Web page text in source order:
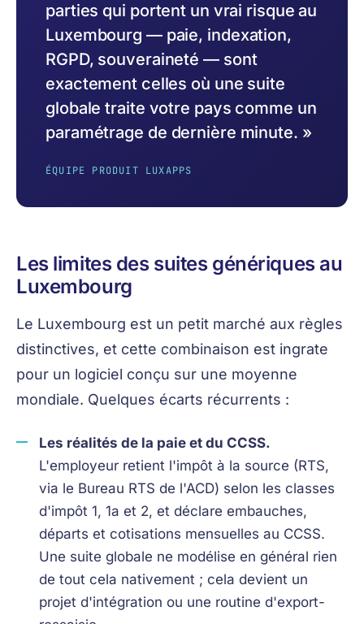
parties qui portent un vrai risque au
Luxembourg — paie, indexation,
RGPD, souveraineté — sont
exactement celles où une suite
globale traite votre pays comme un
paramétrage de dernière minute. »
ÉQUIPE PRODUIT LUXAPPS
Les limites des suites génériques au
Luxembourg
Le Luxembourg est un petit marché aux règles
distinctives, et cette combinaison est ingrate
pour un logiciel conçu sur une moyenne
mondiale. Quelques écarts récurrents :
Les réalités de la paie et du CCSS.
L'employeur retient l'impôt à la source (RTS,
via le Bureau RTS de l'ACD) selon les classes
d'impôt 1, 1a et 2, et déclare embauches,
départs et cotisations mensuelles au CCSS.
Une suite globale ne modélise en général rien
de tout cela nativement ; cela devient un
projet d'intégration ou une routine d'export-